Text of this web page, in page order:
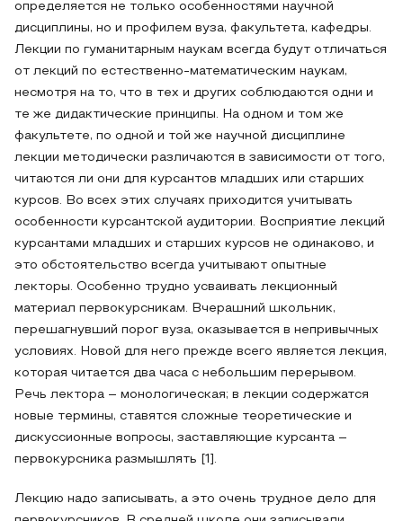
определяется не только особенностями научной
дисциплины, но и профилем вуза, факультета, кафедры.
Лекции по гуманитарным наукам всегда будут отличаться
от лекций по естественно-математическим наукам,
несмотря на то, что в тех и других соблюдаются одни и
те же дидактические принципы. На одном и том же
факультете, по одной и той же научной дисциплине
лекции методически различаются в зависимости от того,
читаются ли они для курсантов младших или старших
курсов. Во всех этих случаях приходится учитывать
особенности курсантской аудитории. Восприятие лекций
курсантами младших и старших курсов не одинаково, и
это обстоятельство всегда учитывают опытные
лекторы. Особенно трудно усваивать лекционный
материал первокурсникам. Вчерашний школьник,
перешагнувший порог вуза, оказывается в непривычных
условиях. Новой для него прежде всего является лекция,
которая читается два часа с небольшим перерывом.
Речь лектора – монологическая; в лекции содержатся
новые термины, ставятся сложные теоретические и
дискуссионные вопросы, заставляющие курсанта –
первокурсника размышлять [1].
Лекцию надо записывать, а это очень трудное дело для